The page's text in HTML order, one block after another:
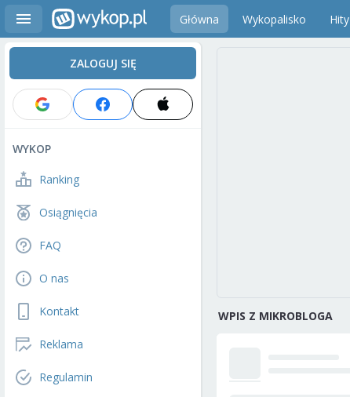
Główna Wykopalisko Hity
ZALOGUJ SIĘ
WYKOP
Ranking
Osiągnięcia
FAQ
O nas
Kontakt
Reklama
Regulamin
WPIS Z MIKROBLOGA